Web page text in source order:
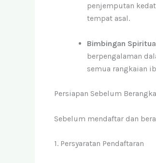
penjemputan
tempat asal.
Bimbingan
berpengalaman
semua rangkaian
Persiapan Sebelum
Sebelum mendaftar dan
1. Persyaratan Pendaftaran